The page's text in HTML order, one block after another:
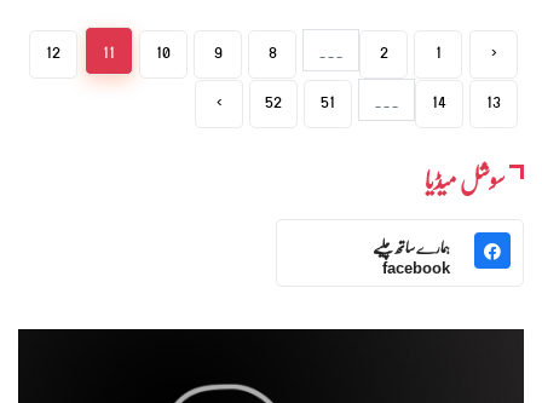
‹
1
2
...
8
9
10
11
12
13
14
...
51
52
›
سوشل میڈیا
ہمارے ساتھ چلیے
facebook